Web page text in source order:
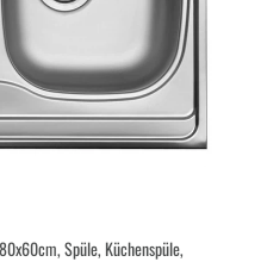
Spüle, Küchenspüle,